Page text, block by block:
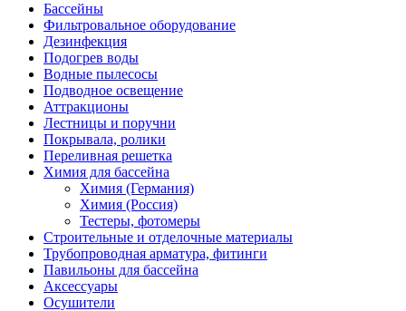
Бассейны
Фильтровальное оборудование
Дезинфекция
Подогрев воды
Водные пылесосы
Подводное освещение
Аттракционы
Лестницы и поручни
Покрывала, ролики
Переливная решетка
Химия для бассейна
Химия (Германия)
Химия (Россия)
Тестеры, фотомеры
Строительные и отделочные материалы
Трубопроводная арматура, фитинги
Павильоны для бассейна
Аксессуары
Осушители